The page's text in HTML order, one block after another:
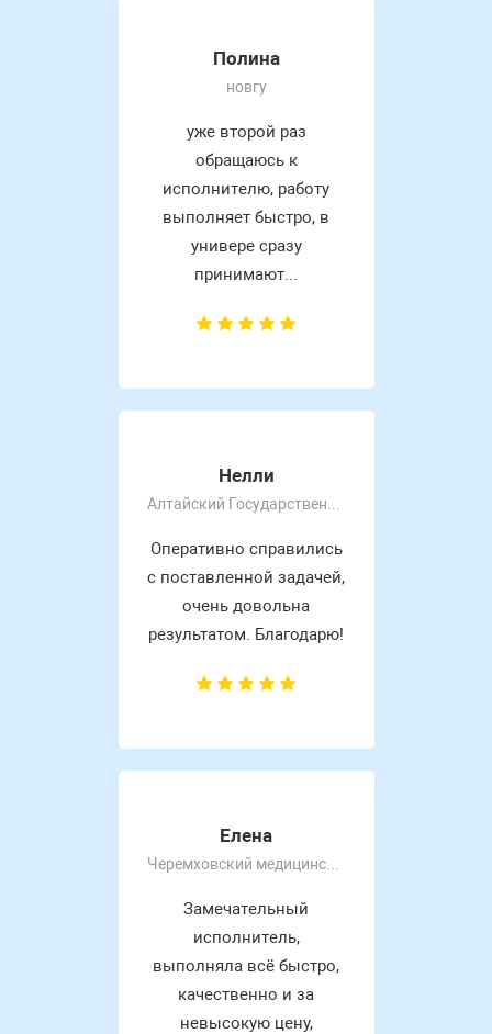
Полина
новгу
уже второй раз
обращаюсь к
исполнителю, работу
выполняет быстро, в
универе сразу
принимают...
Нелли
Оперативно справились
с поставленной задачей,
очень довольна
результатом. Благодарю!
Елена
Черемховский медицинский колледж
Замечательный
исполнитель,
выполняла всё быстро,
качественно и за
невысокую цену,